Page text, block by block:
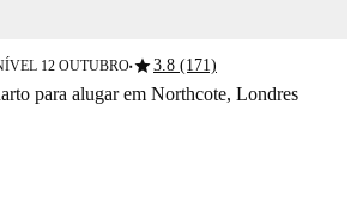
12 OUTUBRO■star3.8 (171)
para alugar em Northcote, Londres